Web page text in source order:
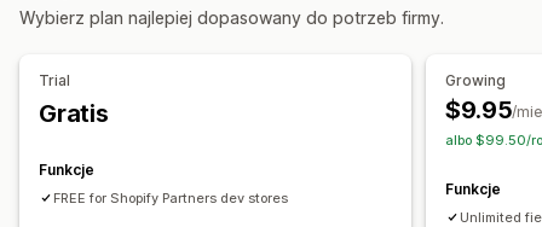
Zarządzanie plikami
Pola niestandardowe
Ochrona przed złośliwym oprogramowaniem
Import i eksport Pobieranie plików
Wybierz plan najlepiej dopasowany do potrzeb firmy.
Trial
Gratis
Funkcje
FREE for Shopify Partners dev stores
Growing
$9.95/
albo $99.50/
Funkcje
Unlimited